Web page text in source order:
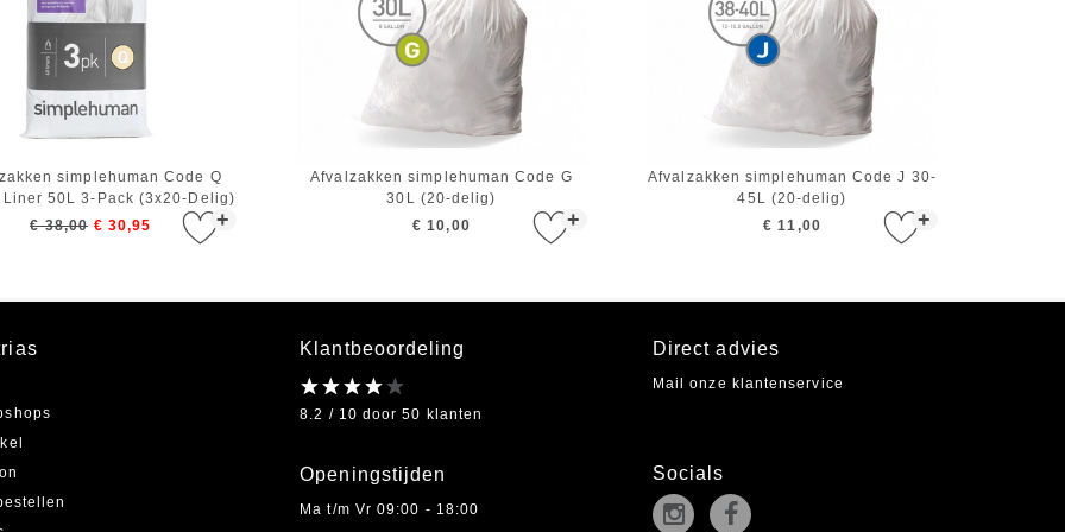
+
simplehuman Code Q
Liner 50L 3-Pack (3x20-Delig)
€ 38,00 € 30,95 +
Afvalzakken simplehuman Code G
30L (20-delig)
€ 10,00
+
Afvalzakken simplehuman Code J 30-
45L (20-delig)
€ 11,00
Klantbeoordeling
8.2 / 10 door 50 klanten
Openingstijden
Ma t/m Vr 09:00 - 18:00
Direct advies
Mail onze klantenservice
Socials